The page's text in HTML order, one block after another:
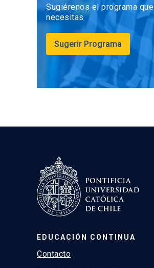
Sugiérenos el programa que
necesitas
Sugerir Programa
EDUCACIÓN CONTINUA
Contacto